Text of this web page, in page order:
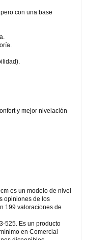
con una base
y mejor nivelación
es un modelo de nivel
opiniones de los
199 valoraciones de
525. Es un producto
en Comercial